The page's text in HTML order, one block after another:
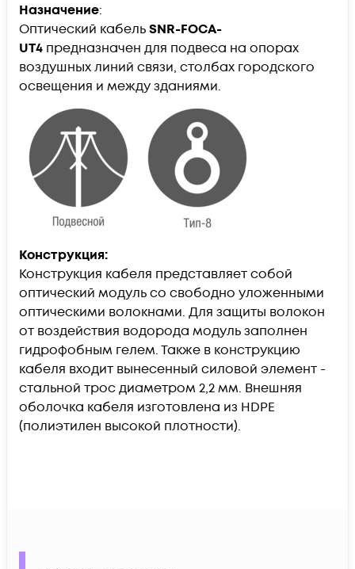
Назначение:
Оптический кабельSNR-FOCA-
UT4 предназначен для подвеса на опорах
воздушных линий связи, столбах городского
освещения и между зданиями.
Конструкция:
Конструкция кабеля представляет собой
оптический модуль со свободно уложенными
оптическими волокнами. Для защиты волокон
от воздействия водорода модуль заполнен
гидрофобным гелем. Также в конструкцию
кабеля входит вынесенный силовой элемент -
стальной трос диаметром 2,2 мм. Внешняя
оболочка кабеля изготовлена из HDPE
(полиэтилен высокой плотности).